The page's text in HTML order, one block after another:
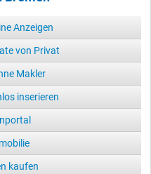
Anzeigen
von Privat
Makler
inserieren
kaufen